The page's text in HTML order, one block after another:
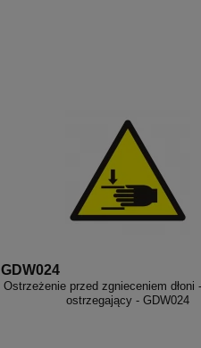
GDW024
Ostrzeżenie przed zgnieceniem dłoni
ostrzegający - GDW024